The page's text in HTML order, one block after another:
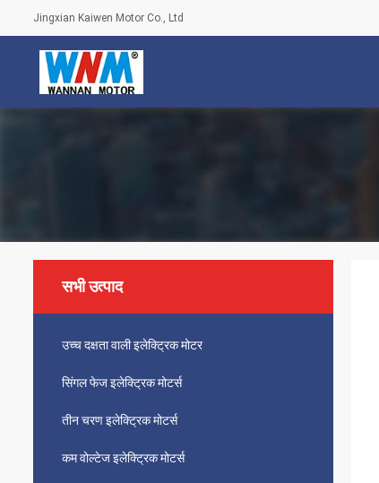
Jingxian Kaiwen Motor Co., Ltd
सभी उत्पाद
उच्च दक्षता वाली इलेक्ट्रिक मोटर
सिंगल फेज इलेक्ट्रिक मोटर्स
तीन चरण इलेक्ट्रिक मोटर्स
कम वोल्टेज इलेक्ट्रिक मोटर्स